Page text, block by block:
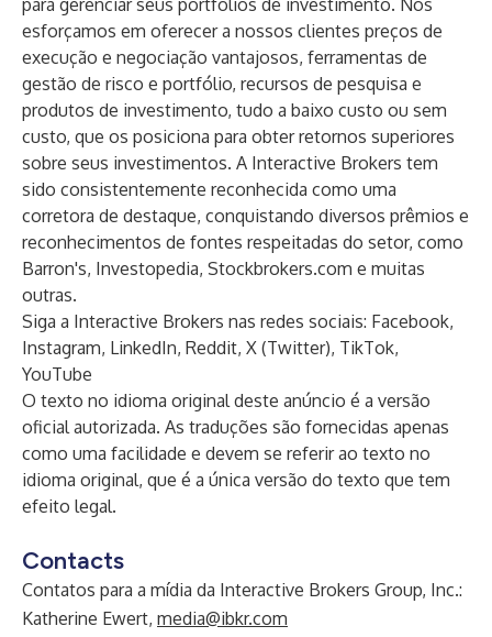
para gerenciar seus portfólios de investimento. Nos
esforçamos em oferecer a nossos clientes preços de
execução e negociação vantajosos, ferramentas de
gestão de risco e portfólio, recursos de pesquisa e
produtos de investimento, tudo a baixo custo ou sem
custo, que os posiciona para obter retornos superiores
sobre seus investimentos. A Interactive Brokers tem
sido consistentemente reconhecida como uma
corretora de destaque, conquistando diversos prêmios e
reconhecimentos de fontes respeitadas do setor, como
Barron's, Investopedia, Stockbrokers.com e muitas
outras.
Siga a Interactive Brokers nas redes sociais: Facebook,
Instagram, LinkedIn, Reddit, X (Twitter), TikTok,
YouTube
O texto no idioma original deste anúncio é a versão
oficial autorizada. As traduções são fornecidas apenas
como uma facilidade e devem se referir ao texto no
idioma original, que é a única versão do texto que tem
efeito legal.
Contacts
Contatos para a mídia da Interactive Brokers Group, Inc.:
Katherine Ewert, media@ibkr.com